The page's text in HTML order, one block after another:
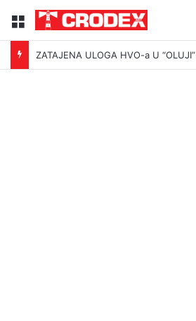
Menu
ZATAJENA ULOGA HVO-a U “OLUJI”